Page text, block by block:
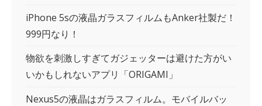
iPhone 5sの液晶ガラスフィルムもAnker社製だ！
999円なり！
物欲を刺激しすぎてガジェッターは避けた方がい
いかもしれないアプリ「ORIGAMI」
Nexus5の液晶はガラスフィルム。モバイルバッ